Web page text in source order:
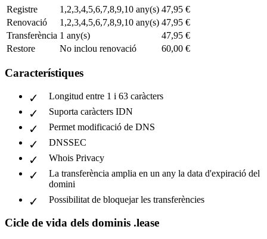
Registre
1,2,3,4,5,6,7,8,9,10 any(s) 47,95 €
Renovació
1,2,3,4,5,6,7,8,9,10 any(s) 47,95 €
Transferència 1 any(s)
47,95 €
Restore
No inclou renovació 60,00 €
Característiques
Longitud entre 1 i 63 caràcters
Suporta caràcters IDN
Permet modificació de DNS
DNSSEC
Whois Privacy
La transferència amplia en un any la data d'expiració del
domini
Possibilitat de bloquejar les transferències
Cicle de vida dels dominis .lease